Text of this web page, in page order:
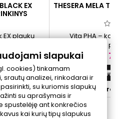
EX
EX plaukų
galvos odą,
suteikia
plaukų
THESERA MELA
Vita PHA –
skaistinamoji
atgaivinti
skaistinantys
kurie gali padėti


slapukai
cookies) tinkamam
srautų analizei, rinkodarai ir
su kuriomis slapukų
su aprašymais ir
spustelėję ant konkrečios
kai kurių tipų slapukus